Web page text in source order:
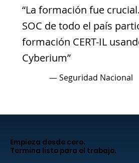
“La formación fue
SOC de todo el país
formación CERT-IL
Cyberium”
— Seguridad Nacional
Empieza desde cero.
Termina listo para el trabajo.